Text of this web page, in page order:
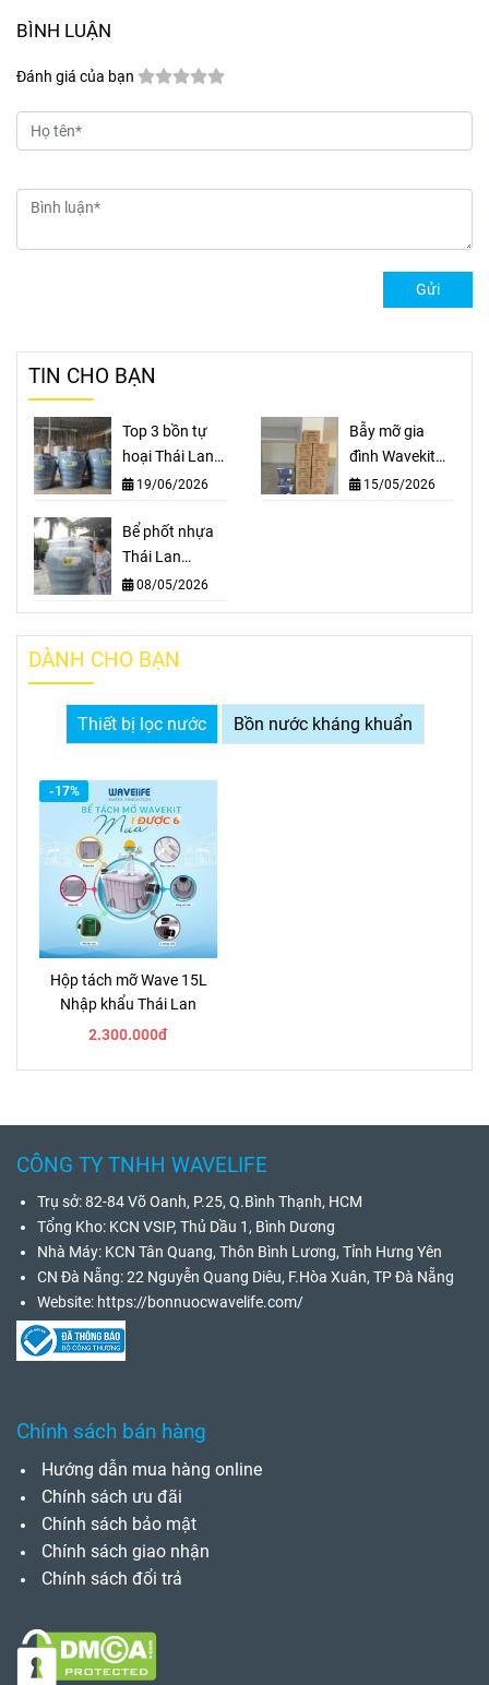
BÌNH LUẬN
Đánh giá của bạn
Gửi
TIN CHO BẠN
Top 3 bồn tự
hoại Thái Lan
Wavelife: SEP
1600L, SEP
2000L
19/06/2026
Bẫy mỡ gia
đình Wavekit
15L nhập khẩu
15/05/2026
Bể phốt nhựa
Thái Lan
Wavelife – Giải
thông minh
08/05/2026
DÀNH CHO BẠN
Thiết bị lọc nước Bồn nước kháng khuẩn
Hộp tách mỡ Wave 15L
Nhập khẩu Thái Lan
2.300.000đ
-17%
CÔNG TY TNHH WAVELIFE
Trụ sở: 82-84 Võ Oanh, P.25, Q.Bình Thạnh, HCM
Tổng Kho: KCN VSIP, Thủ Dầu 1, Bình Dương
Nhà Máy: KCN Tân Quang, Thôn Bình Lương, Tỉnh Hưng Yên
CN Đà Nẵng: 22 Nguyễn Quang Diêu, F.Hòa Xuân, TP Đà Nẵng
Website: https://bonnuocwavelife.com/
Chính sách bán hàng
Hướng dẫn mua hàng online
Chính sách ưu đãi
Chính sách bảo mật
Chính sách giao nhận
Chính sách đổi trả